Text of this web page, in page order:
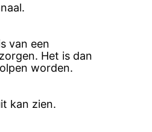
van een
Het is dan
worden.
kan zien.